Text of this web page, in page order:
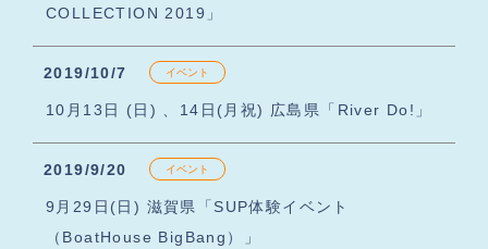
COLLECTION 2019」
2019/10/7 イベント
10月13日 (日) 、14日(月祝) 広島県「River Do!」
2019/9/20 イベント
9月29日(日) 滋賀県「SUP体験イベント
（BoatHouse BigBang）」